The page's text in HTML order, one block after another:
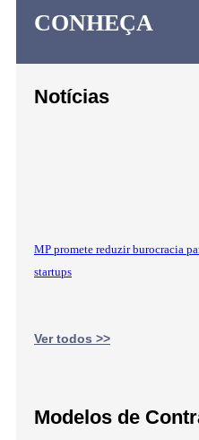
CONHEÇA
Notícias
MP promete reduzir burocracia
startups
Ver todos >>
Modelos de